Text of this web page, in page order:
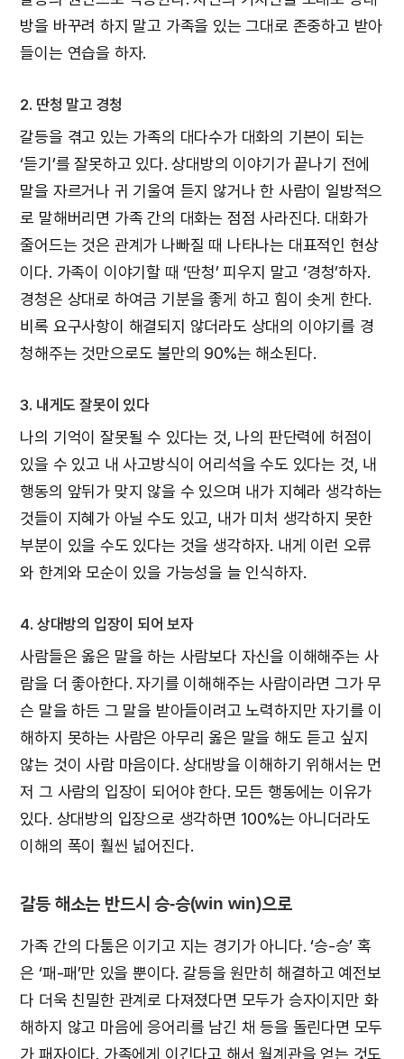
방을 바꾸려 하지 말고 가족을 있는 그대로 존중하고 받아
들이는 연습을 하자.
2. 딴청 말고 경청
갈등을 겪고 있는 가족의 대다수가 대화의 기본이 되는
‘듣기’를 잘못하고 있다. 상대방의 이야기가 끝나기 전에
말을 자르거나 귀 기울여 듣지 않거나 한 사람이 일방적으
로 말해버리면 가족 간의 대화는 점점 사라진다. 대화가
줄어드는 것은 관계가 나빠질 때 나타나는 대표적인 현상
이다. 가족이 이야기할 때 ‘딴청’ 피우지 말고 ‘경청’하자.
경청은 상대로 하여금 기분을 좋게 하고 힘이 솟게 한다.
비록 요구사항이 해결되지 않더라도 상대의 이야기를 경
청해주는 것만으로도 불만의 90%는 해소된다.
3. 내게도 잘못이 있다
나의 기억이 잘못될 수 있다는 것, 나의 판단력에 허점이
있을 수 있고 내 사고방식이 어리석을 수도 있다는 것, 내
행동의 앞뒤가 맞지 않을 수 있으며 내가 지혜라 생각하는
것들이 지혜가 아닐 수도 있고, 내가 미처 생각하지 못한
부분이 있을 수도 있다는 것을 생각하자. 내게 이런 오류
와 한계와 모순이 있을 가능성을 늘 인식하자.
4. 상대방의 입장이 되어 보자
사람들은 옳은 말을 하는 사람보다 자신을 이해해주는 사
람을 더 좋아한다. 자기를 이해해주는 사람이라면 그가 무
슨 말을 하든 그 말을 받아들이려고 노력하지만 자기를 이
해하지 못하는 사람은 아무리 옳은 말을 해도 듣고 싶지
않는 것이 사람 마음이다. 상대방을 이해하기 위해서는 먼
저 그 사람의 입장이 되어야 한다. 모든 행동에는 이유가
있다. 상대방의 입장으로 생각하면 100%는 아니더라도
이해의 폭이 훨씬 넓어진다.
갈등 해소는 반드시 승-승(win win)으로
가족 간의 다툼은 이기고 지는 경기가 아니다. ‘승-승’ 혹
은 ‘패-패’만 있을 뿐이다. 갈등을 원만히 해결하고 예전보
다 더욱 친밀한 관계로 다져졌다면 모두가 승자이지만 화
해하지 않고 마음에 응어리를 남긴 채 등을 돌린다면 모두
가 패자이다. 가족에게 이긴다고 해서 월계관을 얻는 것도